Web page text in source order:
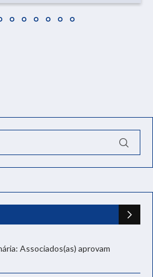
Associados(as) aprovam